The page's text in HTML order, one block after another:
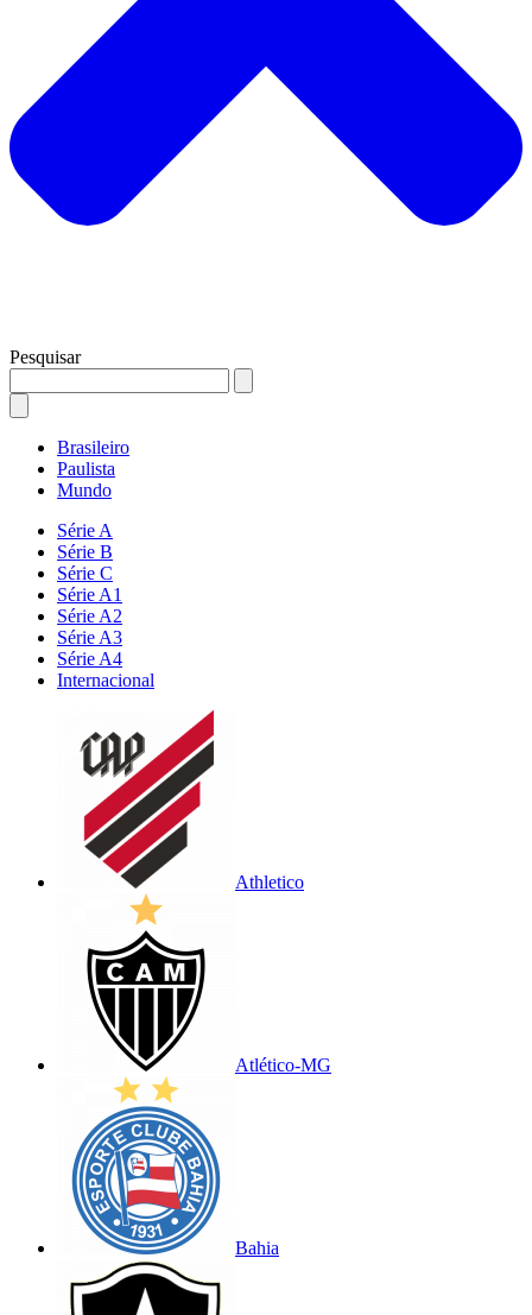
Pesquisar
Brasileiro
Paulista
Mundo
Série A
Série B
Série C
Série A1
Série A2
Série A3
Série A4
Internacional
Athletico
Atlético-MG
Bahia